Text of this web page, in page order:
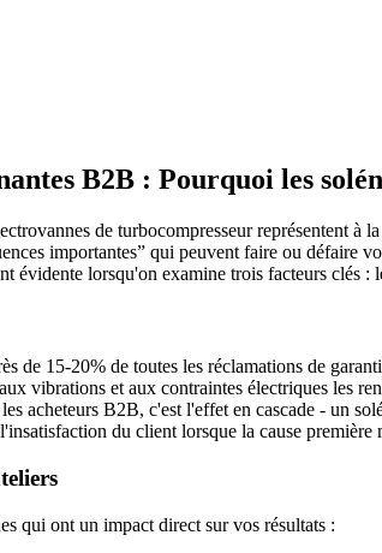
B2B : Pourquoi les
de turbocompresseur représentent
importantes” qui peuvent faire ou défaire
évidente lorsqu'on examine trois facteurs clés
de 15-20% de toutes les réclamations de
vibrations et aux contraintes électriques les
acheteurs B2B, c'est l'effet en cascade - un
du client lorsque la cause première
qui ont un impact direct sur vos résultats :